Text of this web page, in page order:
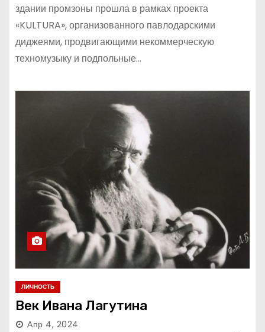
здании промзоны прошла в рамках проекта
«KULTURA», организованного павлодарскими
диджеями, продвигающими некоммерческую
техномузыку и подпольные…
ЛИЧНОСТЬ
Век Ивана Лагутина
Апр 4, 2024